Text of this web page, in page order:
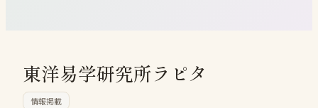
東洋易学研究所ラピタ
情報掲載